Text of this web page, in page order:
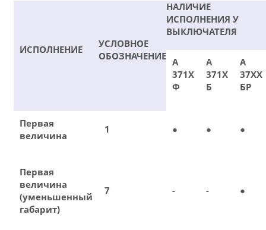
ИСПОЛНЕНИЕ
УСЛОВНОЕ
ОБОЗНАЧЕНИЕ
НАЛИЧИЕ
ИСПОЛНЕНИЯ У
ВЫКЛЮЧАТЕЛЯ
А
371Х
Ф
А
371Х
Б
А
37ХХ
БР
Первая
величина
1 ● ● ●
Первая
величина
(уменьшенный
габарит)
7 - - ●